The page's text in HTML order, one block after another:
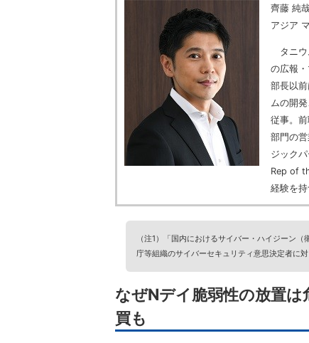
齊藤 純
アジア
タニウ
の広報
部長以
ムの開
従事。
部門の
ジック
Rep of
経験を持
（注1）「国内におけるサイバー・ハイジーン
庁等組織のサイバーセキュリティ意思決定者に
なぜNデイ脆弱性の放置
買も